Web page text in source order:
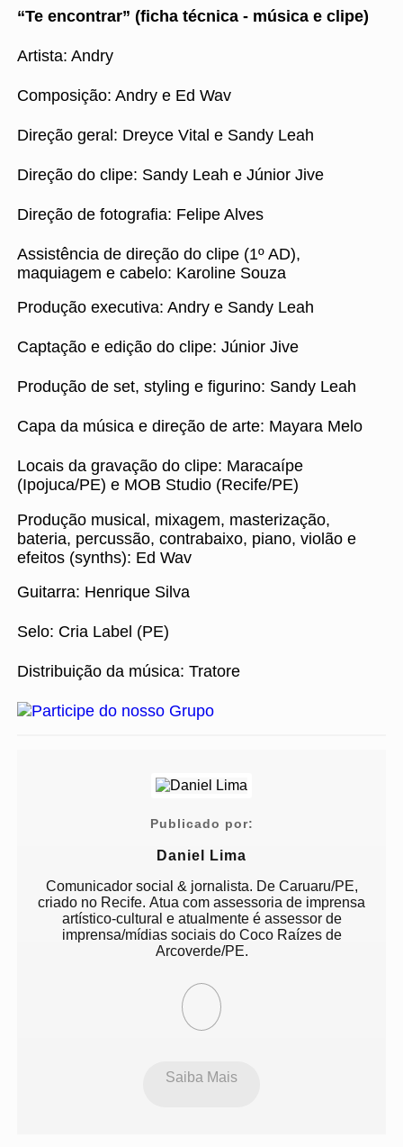
“Te encontrar” (ficha técnica - música e clipe)
Artista: Andry
Composição: Andry e Ed Wav
Direção geral: Dreyce Vital e Sandy Leah
Direção do clipe: Sandy Leah e Júnior Jive
Direção de fotografia: Felipe Alves
Assistência de direção do clipe (1º AD),
maquiagem e cabelo: Karoline Souza
Produção executiva: Andry e Sandy Leah
Captação e edição do clipe: Júnior Jive
Produção de set, styling e figurino: Sandy Leah
Capa da música e direção de arte: Mayara Melo
Locais da gravação do clipe: Maracaípe
(Ipojuca/PE) e MOB Studio (Recife/PE)
Produção musical, mixagem, masterização,
bateria, percussão, contrabaixo, piano, violão e
efeitos (synths): Ed Wav
Guitarra: Henrique Silva
Selo: Cria Label (PE)
Distribuição da música: Tratore
Publicado por:
Daniel Lima
Comunicador social & jornalista. De Caruaru/PE,
criado no Recife. Atua com assessoria de imprensa
artístico-cultural e atualmente é assessor de
imprensa/mídias sociais do Coco Raízes de
Arcoverde/PE.
Saiba Mais